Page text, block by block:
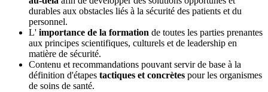
durables aux obstacles liés à la sécurité des patients et du
personnel.
L' importance de la formation de toutes les parties prenantes
aux principes scientifiques, culturels et de leadership en
matière de sécurité.
Contenu et recommandations pouvant servir de base à la
définition d'étapes tactiques et concrètes pour les organismes
de soins de santé.